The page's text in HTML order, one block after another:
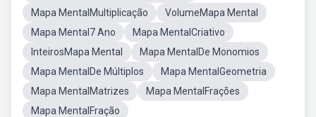
Mapa MentalMultiplicação
VolumeMapa Mental
Mapa Mental7 Ano
Mapa MentalCriativo
InteirosMapa Mental
Mapa MentalDe Monomios
Mapa MentalDe Múltiplos
Mapa MentalGeometria
Mapa MentalMatrizes
Mapa MentalFrações
Mapa MentalFração